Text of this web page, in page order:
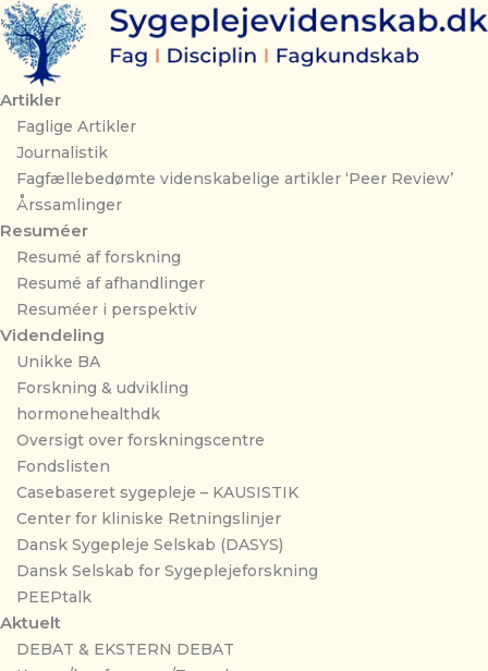
Gå
til
indholdet
Artikler
Faglige Artikler
Journalistik
Fagfællebedømte videnskabelige artikler ‘Peer Review’
Årssamlinger
Resuméer
Resumé af forskning
Resumé af afhandlinger
Resuméer i perspektiv
Videndeling
Unikke BA
Forskning & udvikling
hormonehealthdk
Oversigt over forskningscentre
Fondslisten
Casebaseret sygepleje – KAUSISTIK
Center for kliniske Retningslinjer
Dansk Sygepleje Selskab (DASYS)
Dansk Selskab for Sygeplejeforskning
PEEPtalk
Aktuelt
DEBAT & EKSTERN DEBAT